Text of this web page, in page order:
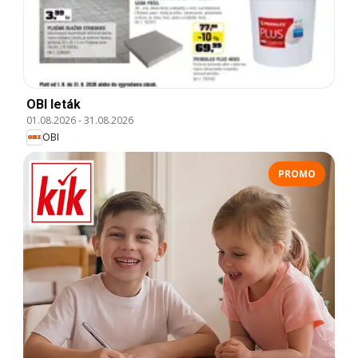
OBI leták
01.08.2026-31.08.2026
OBI
PROMO